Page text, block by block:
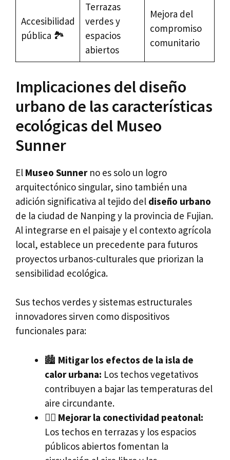
Accesibilidad
pública 🏞️
Terrazas
verdes y
espacios
abiertos
Mejora del
compromiso
comunitario
Implicaciones del diseño
urbano de las características
ecológicas del Museo
Sunner
El Museo Sunnerno es solo un logro
arquitectónico singular, sino también una
adición significativa al tejido del diseño urbano
de la ciudad de Nanping y la provincia de Fujian.
Al integrarse en el paisaje y el contexto agrícola
local, establece un precedente para futuros
proyectos urbanos-culturales que priorizan la
sensibilidad ecológica.
Sus techos verdes y sistemas estructurales
innovadores sirven como dispositivos
funcionales para:
🏙️ Mitigar los efectos de la isla de
calor urbana: Los techos vegetativos
contribuyen a bajar las temperaturas del
aire circundante.
🚶‍♂️ Mejorar la conectividad peatonal:
Los techos en terrazas y los espacios
públicos abiertos fomentan la